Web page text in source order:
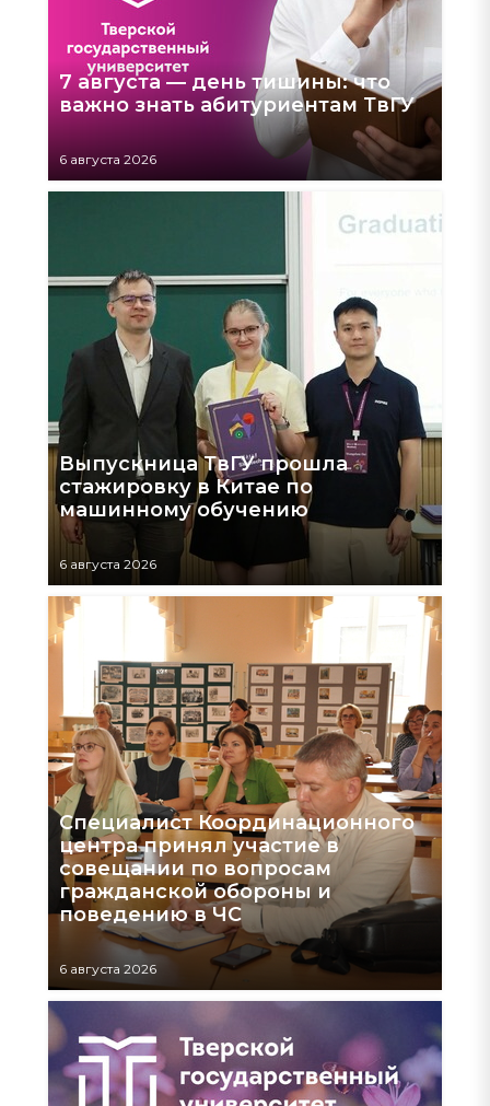
7 августа — день тишины: что
важно знать абитуриентам ТвГУ
6 августа 2026
Выпускница ТвГУ прошла
стажировку в Китае по
машинному обучению
6 августа 2026
Специалист Координационного
центра принял участие в
совещании по вопросам
гражданской обороны и
поведению в ЧС
6 августа 2026